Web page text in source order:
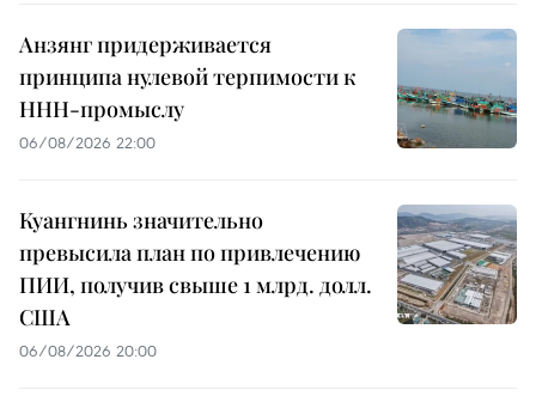
Анзянг придерживается
принципа нулевой терпимости к
ННН-промыслу
06/08/2026 22:00
Куангнинь значительно
превысила план по привлечению
ПИИ, получив свыше 1 млрд. долл.
США
06/08/2026 20:00